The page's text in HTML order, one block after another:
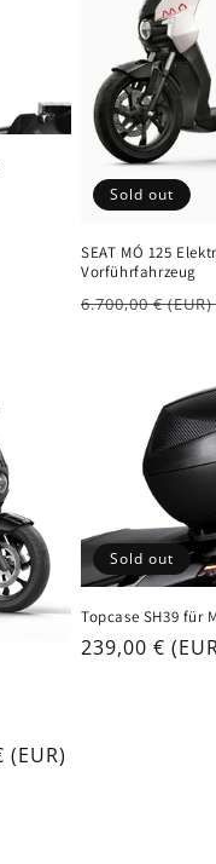
Sold out
SEAT MÓ 125
Vorführfahrzeug
Regular
6.700,00 € (EUR)
(EUR)
Sold out
Topcase SH39 für
Regular
239,00 €